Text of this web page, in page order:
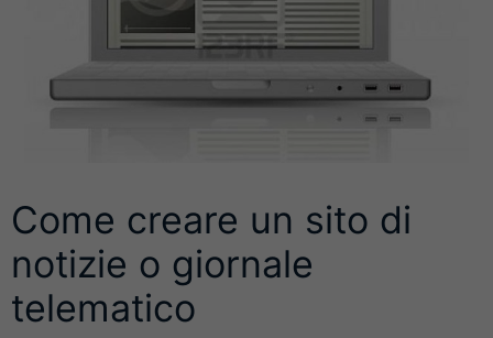
Come creare un sito di
notizie o giornale
telematico